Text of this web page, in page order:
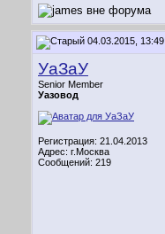
04.03.2015, 13:49
УаЗаУ
Senior Member
Уазовод
Регистрация: 21.04.2013
Адрес: г.Москва
Сообщений: 219